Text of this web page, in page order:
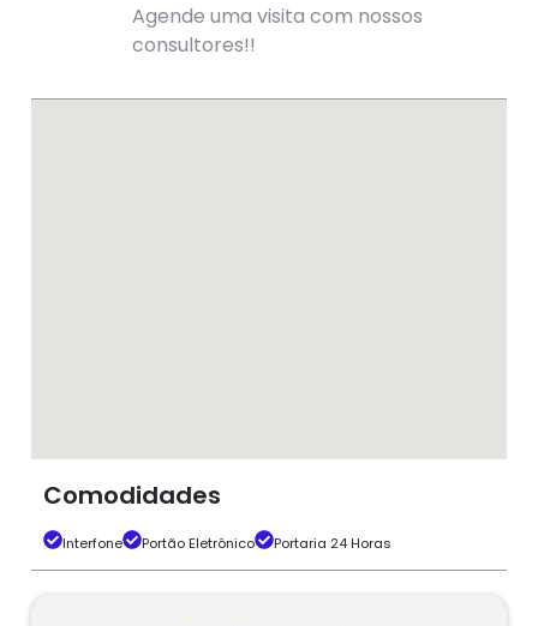
Agende uma visita com nossos
consultores!!
Comodidades
Interfone Portão Eletrônico Portaria 24 Horas